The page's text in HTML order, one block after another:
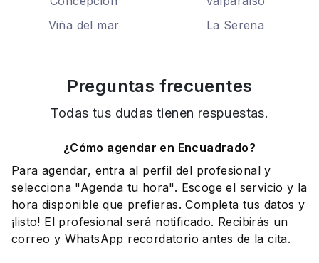
Viña del mar
La Serena
Preguntas frecuentes
Todas tus dudas tienen respuestas.
¿Cómo agendar en Encuadrado?
Para agendar, entra al perfil del profesional y
selecciona "Agenda tu hora". Escoge el servicio y la
hora disponible que prefieras. Completa tus datos y
¡listo! El profesional será notificado. Recibirás un
correo y WhatsApp recordatorio antes de la cita.